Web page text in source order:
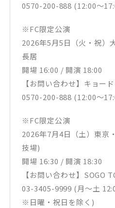
N SCREEN収録内容
年７月26日(土)・27日(日)に史
日間で約10万人の観客を会場
「生中継」のほか、計15の配
ハコ”での「カラオケビューイ
配信とライブビューイングも
上を熱狂させた。その “伝説”
ーマンスを完全収録したライ
録。
1. コロンブス
2. ビターバカンス
3. フロリジナル
4. ANTENNA
5. クスシキ
6. アンゼンパイ
7. WaLL FloWeR
8. 道徳と皿
0570-200-888 (12:00～
※FC限定公演
2026年5月5日（火・祝）
長居
開場 16:00 / 開演 18:00
【お問い合わせ】キョー
0570-200-888 (12:00～
※FC限定公演
2026年7月4日（土）東京
技場)
開場 16:30 / 開演 18:30
【お問い合わせ】SOGO
03-3405-9999 (月〜土
※日曜・祝日を除く)